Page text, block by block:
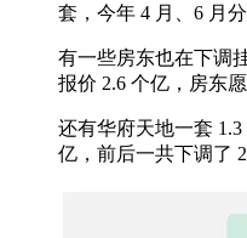
套，今年 4 月、6 月
有一些房东也在下调
报价 2.6 个亿，房东
还有华府天地一套
亿，前后一共下调了